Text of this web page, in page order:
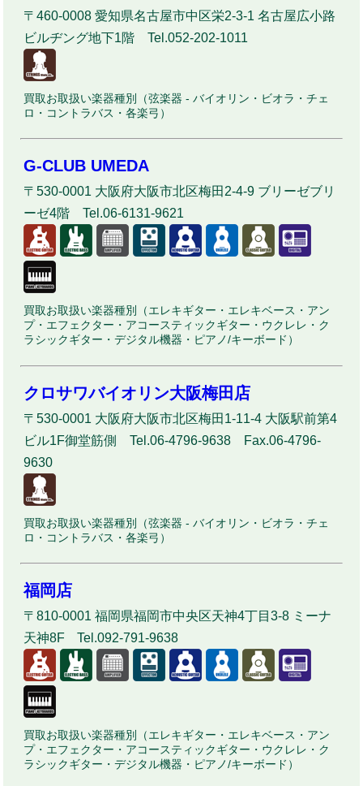
〒460-0008 愛知県名古屋市中区栄2-3-1 名古屋広小路
ビルヂング地下1階 Tel.052-202-1011
買取お取扱い楽器種別（弦楽器 - バイオリン・ビオラ・チェ
ロ・コントラバス・各楽弓）
G-CLUB UMEDA
〒530-0001 大阪府大阪市北区梅田2-4-9 ブリーゼブリ
ーゼ4階 Tel.06-6131-9621
買取お取扱い楽器種別（エレキギター・エレキベース・アン
プ・エフェクター・アコースティックギター・ウクレレ・ク
ラシックギター・デジタル機器・ピアノ/キーボード）
クロサワバイオリン大阪梅田店
〒530-0001 大阪府大阪市北区梅田1-11-4 大阪駅前第4
ビル1F御堂筋側 Tel.06-4796-9638 Fax.06-4796-
9630
買取お取扱い楽器種別（弦楽器 - バイオリン・ビオラ・チェ
ロ・コントラバス・各楽弓）
福岡店
〒810-0001 福岡県福岡市中央区天神4丁目3-8 ミーナ
天神8F Tel.092-791-9638
買取お取扱い楽器種別（エレキギター・エレキベース・アン
プ・エフェクター・アコースティックギター・ウクレレ・ク
ラシックギター・デジタル機器・ピアノ/キーボード）